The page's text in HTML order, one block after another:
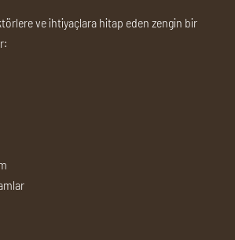
ve ihtiyaçlara hitap eden zengin bir